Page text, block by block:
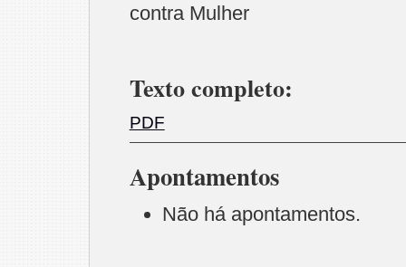
contra Mulher
Texto completo:
PDF
Apontamentos
Não há apontamentos.